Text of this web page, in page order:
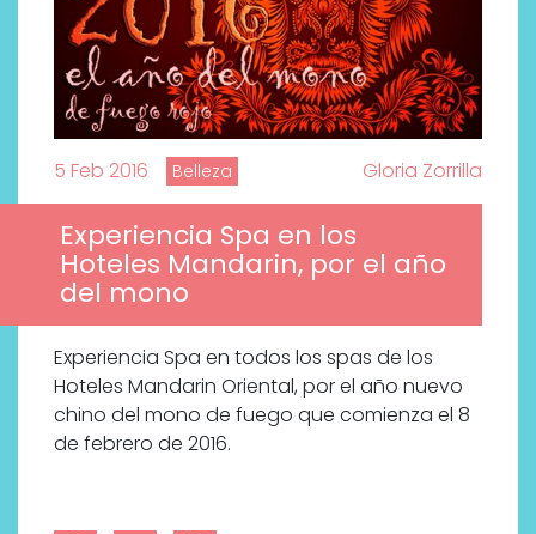
5 Feb 2016 Belleza Gloria Zorrilla
Experiencia Spa en los
Hoteles Mandarin, por el año
del mono
Experiencia Spa en todos los spas de los
Hoteles Mandarin Oriental, por el año nuevo
chino del mono de fuego que comienza el 8
de febrero de 2016.